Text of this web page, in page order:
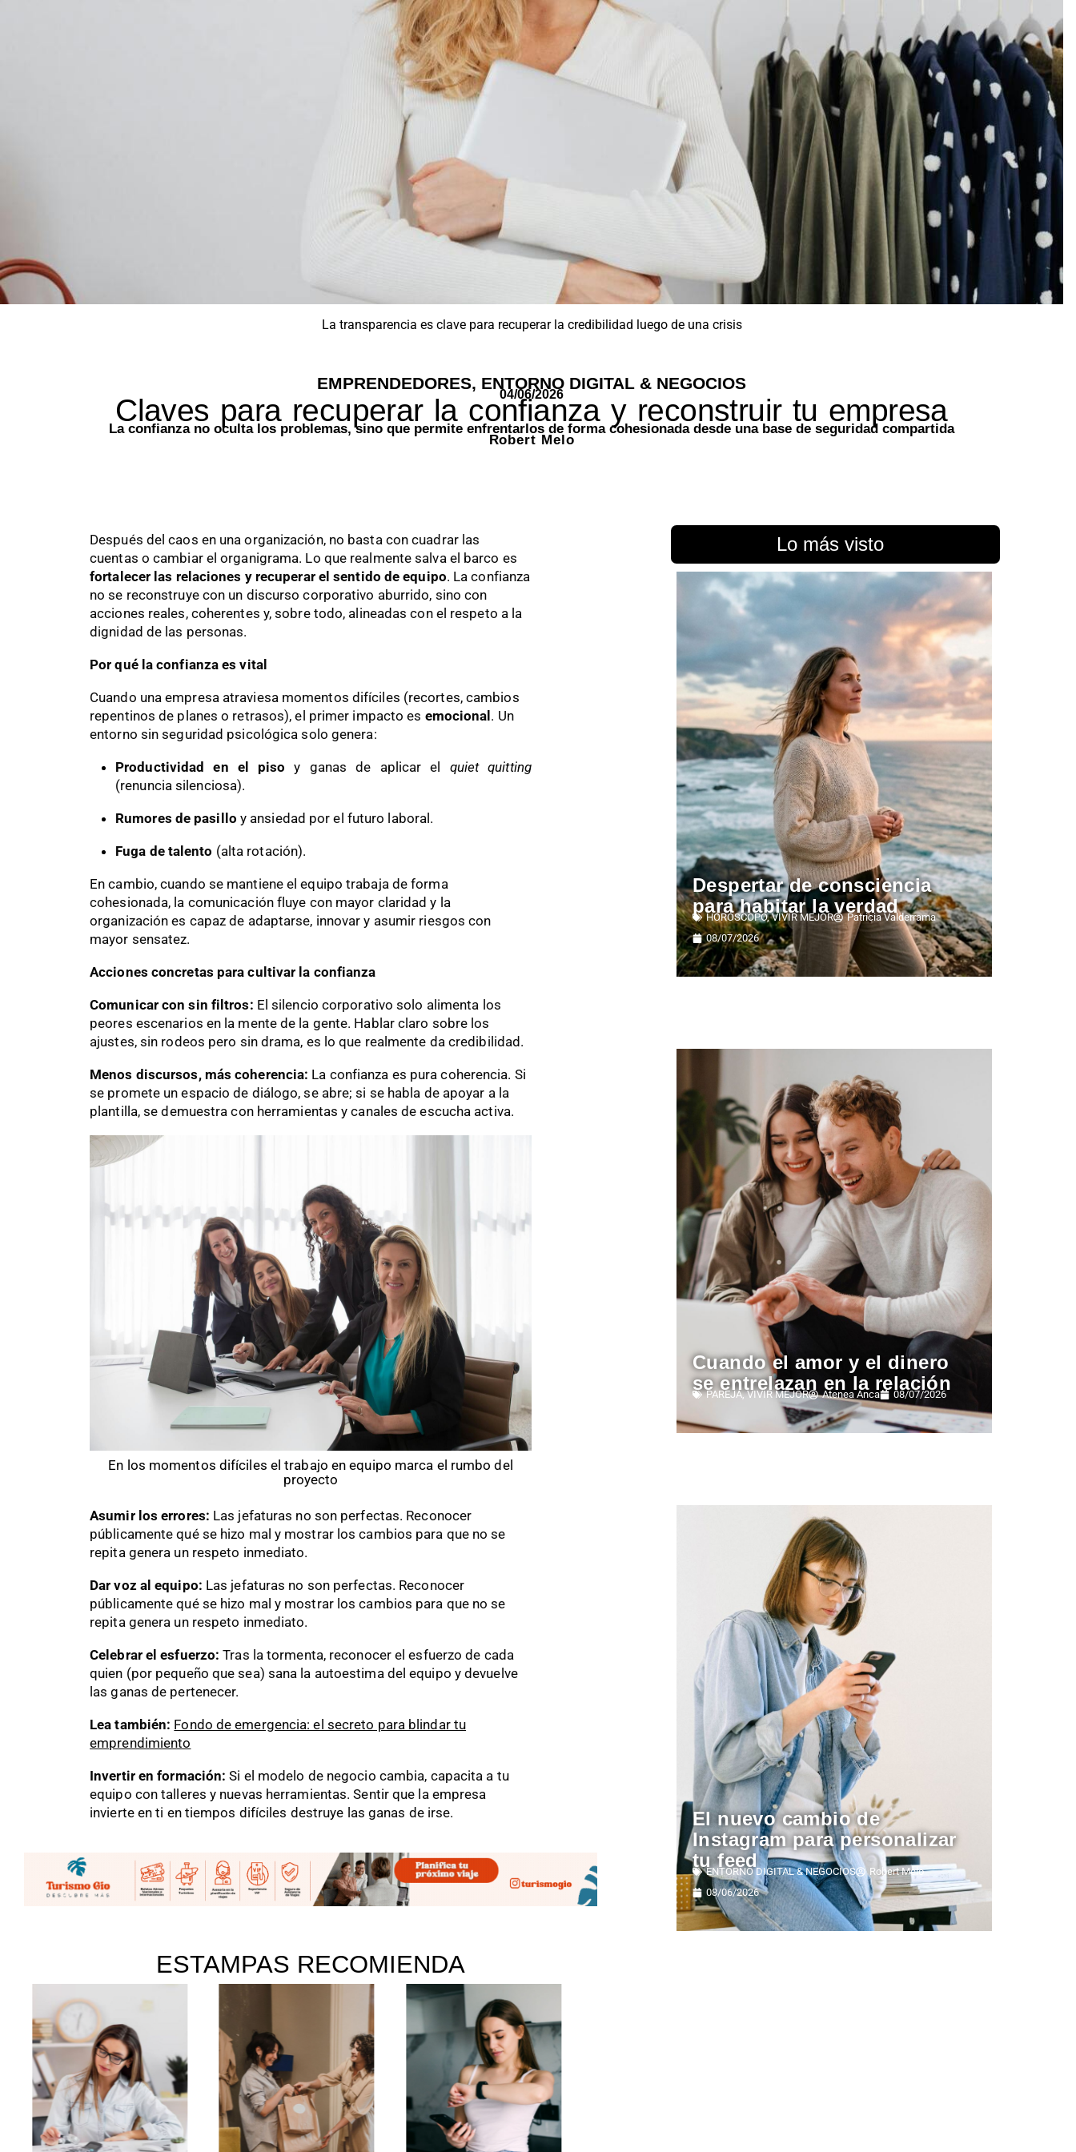
La transparencia es clave para recuperar la credibilidad luego de una crisis
EMPRENDEDORES, ENTORNO DIGITAL & NEGOCIOS
04/06/2026
Claves para recuperar la confianza y reconstruir tu empresa
La confianza no oculta los problemas, sino que permite enfrentarlos de forma cohesionada desde una base de seguridad compartida
Robert Melo
Después del caos en una organización, no basta con cuadrar las
cuentas o cambiar el organigrama. Lo que realmente salva el barco es
fortalecer las relaciones y recuperar el sentido de equipo. La confianza
no se reconstruye con un discurso corporativo aburrido, sino con
acciones reales, coherentes y, sobre todo, alineadas con el respeto a la
dignidad de las personas.
Por qué la confianza es vital
Cuando una empresa atraviesa momentos difíciles (recortes, cambios
repentinos de planes o retrasos), el primer impacto es emocional . Un
entorno sin seguridad psicológica solo genera:
Productividad en el piso y ganas de aplicar el quiet quitting
(renuncia silenciosa).
Rumores de pasillo y ansiedad por el futuro laboral.
Fuga de talento (alta rotación).
En cambio, cuando se mantiene el equipo trabaja de forma
cohesionada, la comunicación fluye con mayor claridad y la
organización es capaz de adaptarse, innovar y asumir riesgos con
mayor sensatez.
Acciones concretas para cultivar la confianza
Comunicar con sin filtros: El silencio corporativo solo alimenta los
peores escenarios en la mente de la gente. Hablar claro sobre los
ajustes, sin rodeos pero sin drama, es lo que realmente da credibilidad.
Menos discursos, más coherencia: La confianza es pura coherencia. Si
se promete un espacio de diálogo, se abre; si se habla de apoyar a la
plantilla, se demuestra con herramientas y canales de escucha activa.
En los momentos difíciles el trabajo en equipo marca el rumbo del
proyecto
Asumir los errores: Las jefaturas no son perfectas. Reconocer
públicamente qué se hizo mal y mostrar los cambios para que no se
repita genera un respeto inmediato.
Dar voz al equipo: Las jefaturas no son perfectas. Reconocer
públicamente qué se hizo mal y mostrar los cambios para que no se
repita genera un respeto inmediato.
Celebrar el esfuerzo:Tras la tormenta, reconocer el esfuerzo de cada
quien (por pequeño que sea) sana la autoestima del equipo y devuelve
las ganas de pertenecer.
Lea también: Fondo de emergencia: el secreto para blindar tu
emprendimiento
Invertir en formación:Si el modelo de negocio cambia, capacita a tu
equipo con talleres y nuevas herramientas. Sentir que la empresa
invierte en ti en tiempos difíciles destruye las ganas de irse.
ESTAMPAS RECOMIENDA
Lo más visto
Despertar de consciencia
para habitar la verdad
HORÓSCOPO,VIVIR MEJOR
Patricia Valderrama
08/07/2026
Cuando el amor y el dinero
se entrelazan en la relación
PAREJA,VIVIR MEJOR Atenea Anca 08/07/2026
El nuevo cambio de
Instagram para personalizar
tu feed
ENTORNO DIGITAL & NEGOCIOS
Robert Melo
08/06/2026